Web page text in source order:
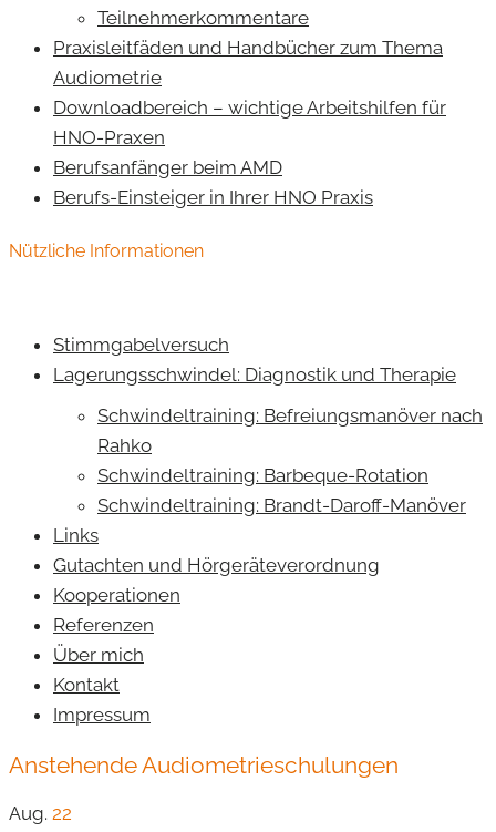
Teilnehmerkommentare
Praxisleitfäden und Handbücher zum Thema
Audiometrie
Downloadbereich – wichtige Arbeitshilfen für
HNO-Praxen
Berufsanfänger beim AMD
Berufs-Einsteiger in Ihrer HNO Praxis
Nützliche Informationen
Stimmgabelversuch
Lagerungsschwindel: Diagnostik und Therapie
Schwindeltraining: Befreiungsmanöver nach
Rahko
Schwindeltraining: Barbeque-Rotation
Schwindeltraining: Brandt-Daroff-Manöver
Links
Gutachten und Hörgeräteverordnung
Kooperationen
Referenzen
Über mich
Kontakt
Impressum
Anstehende Audiometrieschulungen
Aug. 22